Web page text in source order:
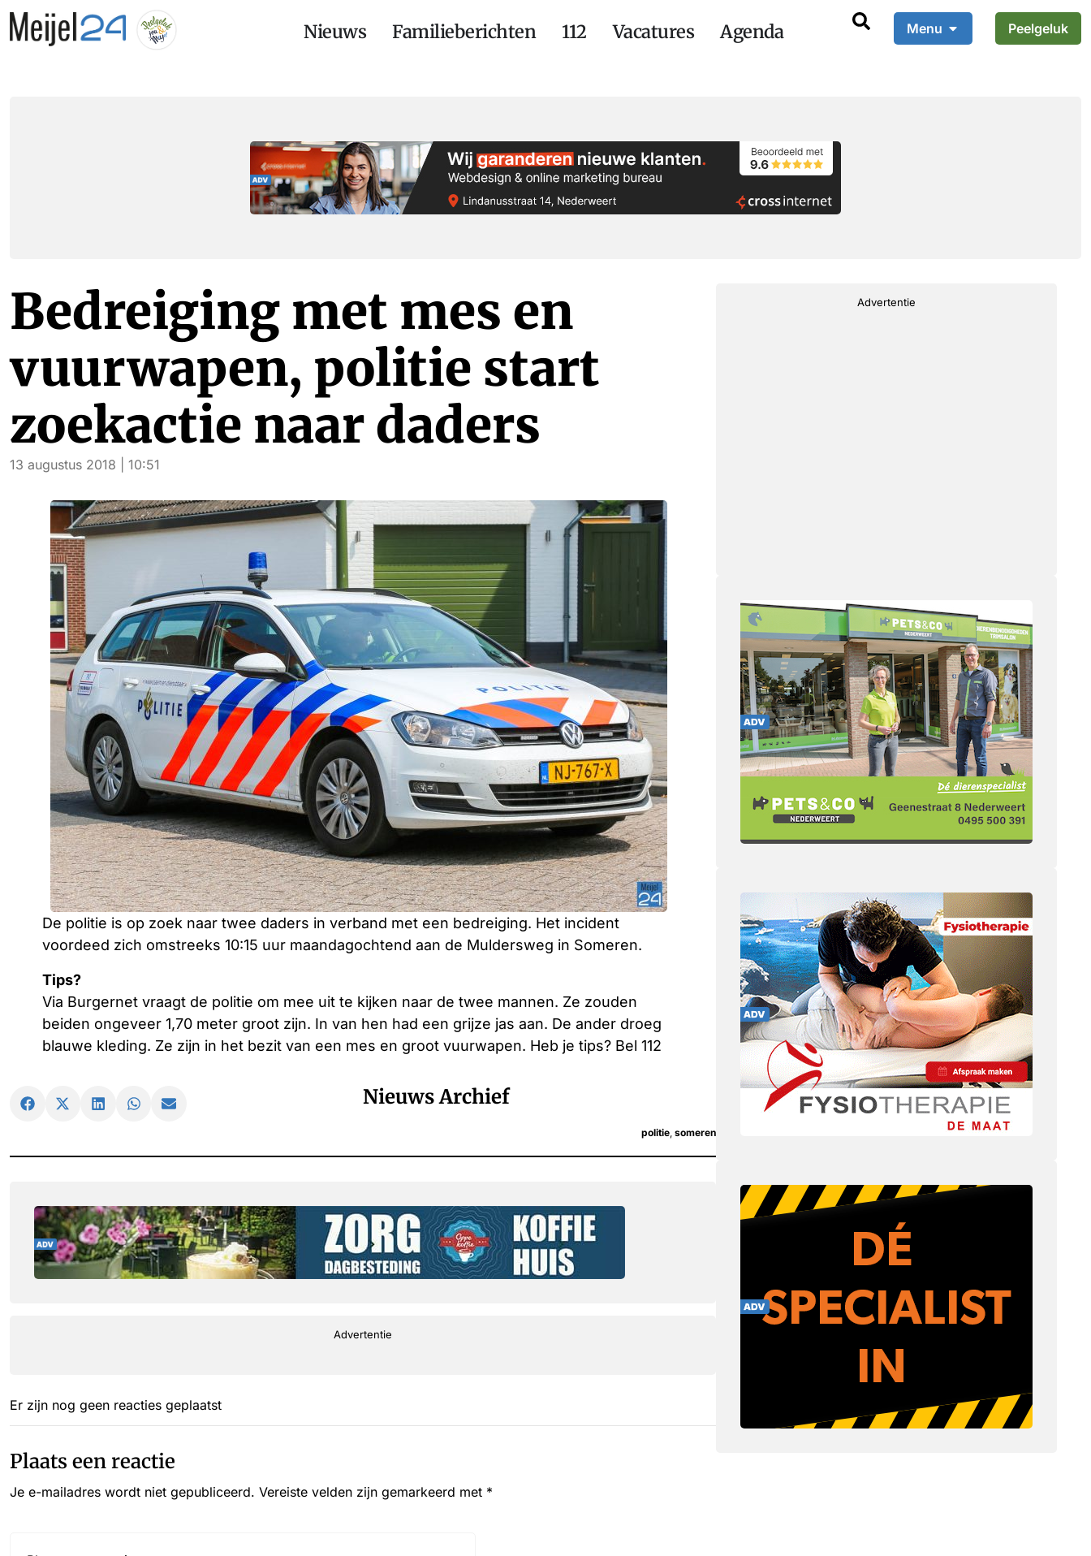
Nieuws Familieberichten 112 Vacatures Agenda Menu Peelgeluk
Bedreiging met mes en
vuurwapen, politie start
zoekactie naar daders
13 augustus 2018 | 10:51
De politie is op zoek naar twee daders in verband met een bedreiging. Het incident
voordeed zich omstreeks 10:15 uur maandagochtend aan de Muldersweg in Someren.
Tips?
Via Burgernet vraagt de politie om mee uit te kijken naar de twee mannen. Ze zouden
beiden ongeveer 1,70 meter groot zijn. In van hen had een grijze jas aan. De ander droeg
blauwe kleding. Ze zijn in het bezit van een mes en groot vuurwapen. Heb je tips? Bel 112
Nieuws Archief
politie someren
Advertentie
Er zijn nog geen reacties geplaatst
Plaats een reactie
Je e-mailadres wordt niet gepubliceerd. Vereiste velden zijn gemarkeerd met *
Advertentie